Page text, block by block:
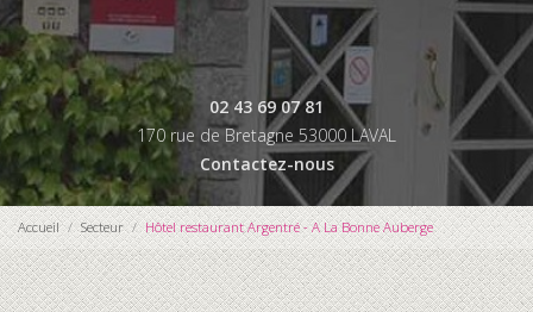
02 43 69 07 81
170 rue de Bretagne 53000 LAVAL
Contactez-nous
Accueil Secteur Hôtel restaurant Argentré - A La Bonne Auberge